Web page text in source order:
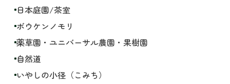
日本庭園/茶室
ボウケンノモリ
薬草園・ユニバーサル農園・果樹園
自然道
いやしの小径（こみち）